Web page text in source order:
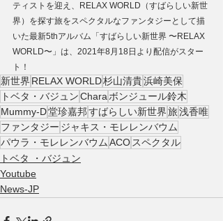
ティストを迎え、RELAX WORLD（すばらしい新世
界）を探す旅をスペクタルなファンタジーとして描
いた最新5thアルバム「すばらしい新世界 〜RELAX
WORLD〜」は、2021年8月18日より配信がスター
ト！
新世界 RELAX WORLD杉山清貴浜崎美保
トベタ・バジュンChara ボンジュール鈴木
Mummy-D堂珍嘉邦すばらしい新世界旅浅香唯
ファンタジー ジャキス・モレレンバウム
パウラ・モレレンバウム ACO スペクタル
トベタ ・バジュン
Youtube
News-JP